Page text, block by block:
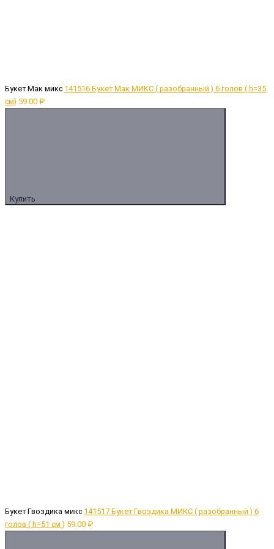
Букет Мак микс 141516 Букет Мак МИКС ( разобранный ) 6 голов ( h=35
cм) 59.00 ₽
Купить
Букет Гвоздика микс 141517 Букет Гвоздика МИКС ( разобранный ) 6
голов ( h=51 см ) 59.00 ₽